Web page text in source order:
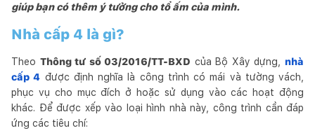
giúp bạn có thêm ý tưởng cho tổ ấm của mình.
Nhà cấp 4 là gì?
Theo Thông tư số 03/2016/TT-BXD của Bộ Xây dựng, nhà
cấp 4 được định nghĩa là công trình có mái và tường vách,
phục vụ cho mục đích ở hoặc sử dụng vào các hoạt động
khác. Để được xếp vào loại hình nhà này, công trình cần đáp
ứng các tiêu chí: